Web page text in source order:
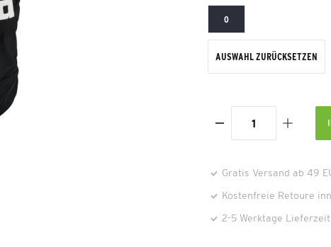
0
AUSWAHL ZURÜCKSETZEN
Gratis Versand ab 49
Kostenfreie Retoure
2-5 Werktage Lieferzeit